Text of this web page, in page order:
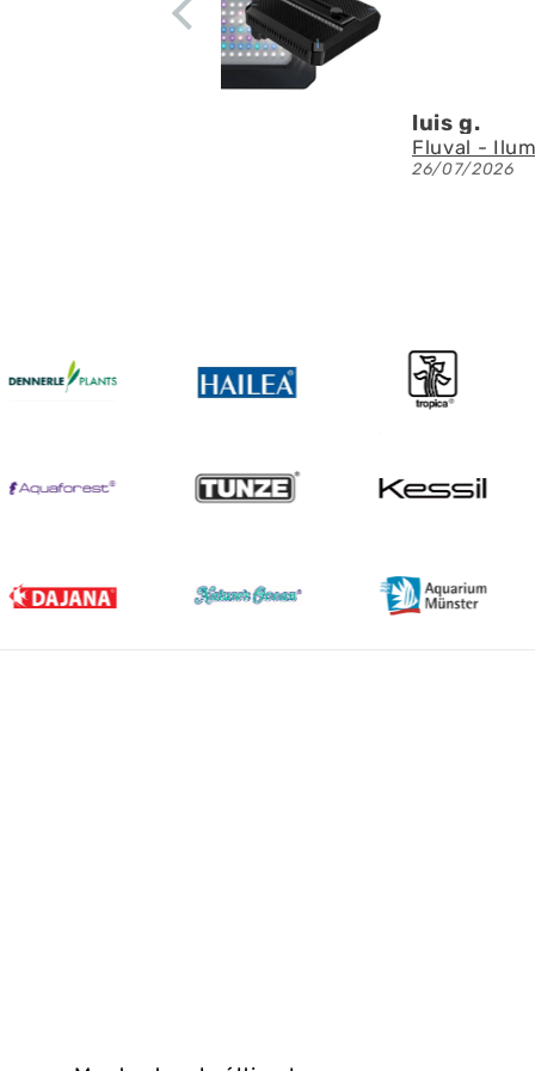
Denis
23/07/2026